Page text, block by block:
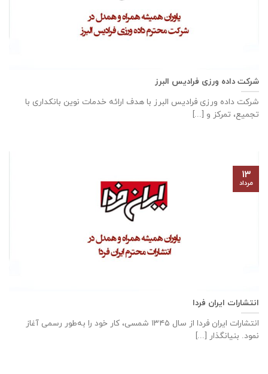
شرکت داده ورزی فرادیس البرز
شرکت داده ‌ورزی فرادیس البرز با هدف ارائه خدمات نوین بانکداری با
تجمیع، تمرکز و [...]
انتشارات ایران فردا
انتشارات ایران‌ فردا از سال ۱۳۴۵ شمسی، کار خود را به‌طور رسمی آغاز
نمود. بنیانگذار [...]
۱۳
مرداد